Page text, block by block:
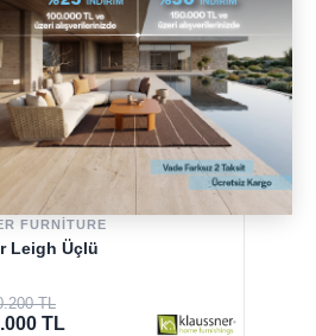
protected]
FURNITURE
Leigh Üçlü
TL
TL